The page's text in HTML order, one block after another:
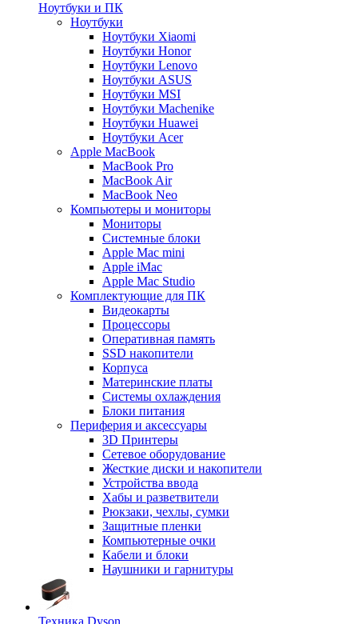
Ноутбуки и ПК
Ноутбуки
Ноутбуки Xiaomi
Ноутбуки Honor
Ноутбуки Lenovo
Ноутбуки ASUS
Ноутбуки MSI
Ноутбуки Machenike
Ноутбуки Huawei
Ноутбуки Acer
Apple MacBook
MacBook Pro
MacBook Air
MacBook Neo
Компьютеры и мониторы
Мониторы
Системные блоки
Apple Mac mini
Apple iMac
Apple Mac Studio
Комплектующие для ПК
Видеокарты
Процессоры
Оперативная память
SSD накопители
Корпуса
Материнские платы
Системы охлаждения
Блоки питания
Периферия и аксессуары
3D Принтеры
Сетевое оборудование
Жесткие диски и накопители
Устройства ввода
Хабы и разветвители
Рюкзаки, чехлы, сумки
Защитные пленки
Компьютерные очки
Кабели и блоки
Наушники и гарнитуры
Техника Dyson